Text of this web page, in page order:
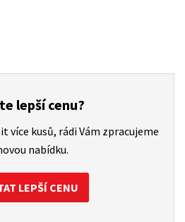
lepší cenu?
více kusů, rádi Vám zpracujeme
nabídku.
LEPŠÍ CENU